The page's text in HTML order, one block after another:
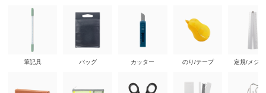
筆記具 バッグ カッター のり/テープ 定規/メジ